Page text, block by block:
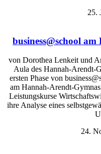
25.
business@school
von Dorothea Lenkeit und
Aula des Hannah-Arendt-
ersten Phase von
am Hannah-Arendt-
Leistungskurse
ihre Analyse eines
24.